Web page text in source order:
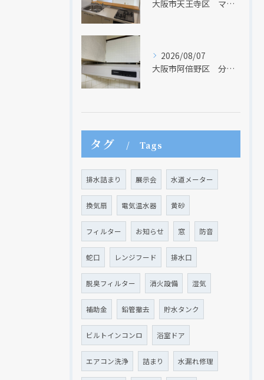
大阪市天王寺区 マンションのキッチン取替及び内装リフォーム工事 クリナップ
2026/08/07
大阪市阿倍野区 分譲マンションのレンジフード取替リフォーム工事 タカラスタンダード
タグ Tags
排水詰まり 展示会 水道メーター
換気扇 電気温水器 黄砂
フィルター お知らせ 窓 防音
蛇口 レンジフード 排水口
脱臭フィルター 消火設備 湿気
補助金 鉛管撤去 貯水タンク
ビルトインコンロ 浴室ドア
エアコン洗浄 詰まり 水漏れ修理
クリックでチラシのページにジャンプします
クリックでチラシのページにジャンプします